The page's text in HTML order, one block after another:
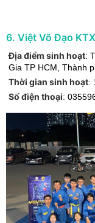
6. Việt Võ Đạo
Địa điểm sinh hoạt:
Gia TP HCM Thành
Thời gian sinh hoạt:
Số điện thoại: